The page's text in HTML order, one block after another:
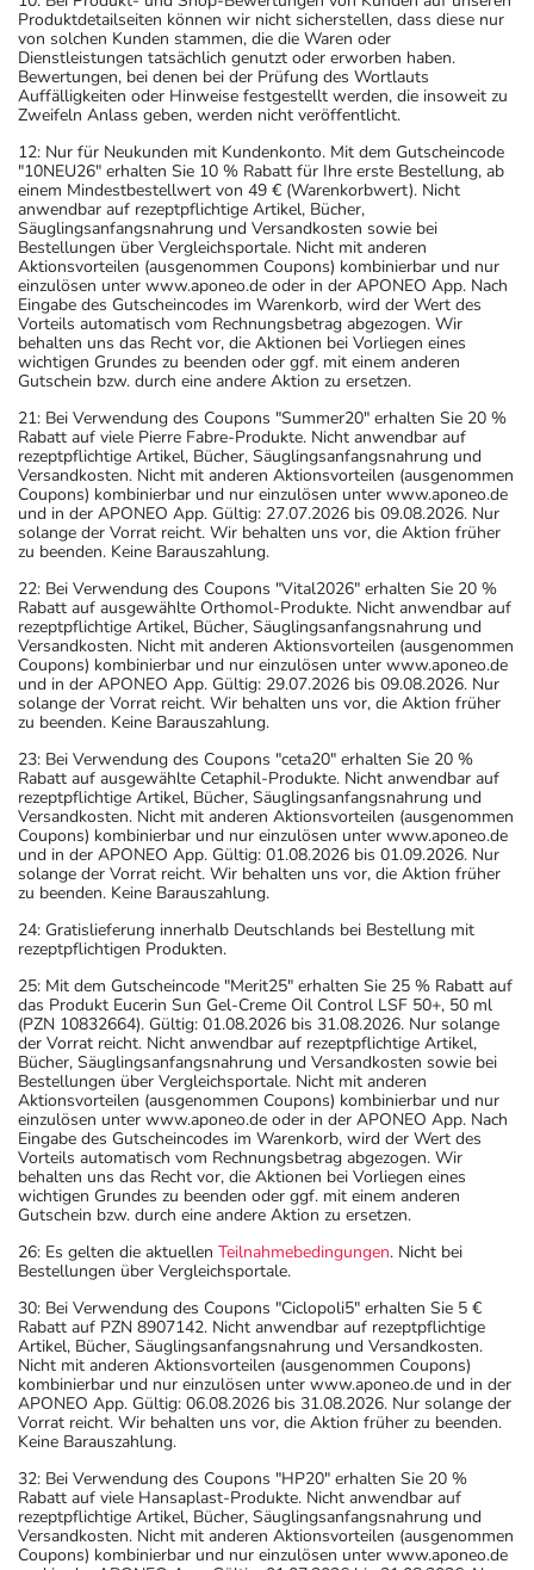
Produktdetailseiten können wir nicht sicherstellen, dass diese nur
von solchen Kunden stammen, die die Waren oder
Dienstleistungen tatsächlich genutzt oder erworben haben.
Bewertungen, bei denen bei der Prüfung des Wortlauts
Auffälligkeiten oder Hinweise festgestellt werden, die insoweit zu
Zweifeln Anlass geben, werden nicht veröffentlicht.
12: Nur für Neukunden mit Kundenkonto. Mit dem Gutscheincode
"10NEU26" erhalten Sie 10 % Rabatt für Ihre erste Bestellung, ab
einem Mindestbestellwert von 49 € (Warenkorbwert). Nicht
anwendbar auf rezeptpflichtige Artikel, Bücher,
Säuglingsanfangsnahrung und Versandkosten sowie bei
Bestellungen über Vergleichsportale. Nicht mit anderen
Aktionsvorteilen (ausgenommen Coupons) kombinierbar und nur
einzulösen unter www.aponeo.de oder in der APONEO App. Nach
Eingabe des Gutscheincodes im Warenkorb, wird der Wert des
Vorteils automatisch vom Rechnungsbetrag abgezogen. Wir
behalten uns das Recht vor, die Aktionen bei Vorliegen eines
wichtigen Grundes zu beenden oder ggf. mit einem anderen
Gutschein bzw. durch eine andere Aktion zu ersetzen.
21: Bei Verwendung des Coupons "Summer20" erhalten Sie 20 %
Rabatt auf viele Pierre Fabre-Produkte. Nicht anwendbar auf
rezeptpflichtige Artikel, Bücher, Säuglingsanfangsnahrung und
Versandkosten. Nicht mit anderen Aktionsvorteilen (ausgenommen
Coupons) kombinierbar und nur einzulösen unter www.aponeo.de
und in der APONEO App. Gültig: 27.07.2026 bis 09.08.2026. Nur
solange der Vorrat reicht. Wir behalten uns vor, die Aktion früher
zu beenden. Keine Barauszahlung.
22: Bei Verwendung des Coupons "Vital2026" erhalten Sie 20 %
Rabatt auf ausgewählte Orthomol-Produkte. Nicht anwendbar auf
rezeptpflichtige Artikel, Bücher, Säuglingsanfangsnahrung und
Versandkosten. Nicht mit anderen Aktionsvorteilen (ausgenommen
Coupons) kombinierbar und nur einzulösen unter www.aponeo.de
und in der APONEO App. Gültig: 29.07.2026 bis 09.08.2026. Nur
solange der Vorrat reicht. Wir behalten uns vor, die Aktion früher
zu beenden. Keine Barauszahlung.
23: Bei Verwendung des Coupons "ceta20" erhalten Sie 20 %
Rabatt auf ausgewählte Cetaphil-Produkte. Nicht anwendbar auf
rezeptpflichtige Artikel, Bücher, Säuglingsanfangsnahrung und
Versandkosten. Nicht mit anderen Aktionsvorteilen (ausgenommen
Coupons) kombinierbar und nur einzulösen unter www.aponeo.de
und in der APONEO App. Gültig: 01.08.2026 bis 01.09.2026. Nur
solange der Vorrat reicht. Wir behalten uns vor, die Aktion früher
zu beenden. Keine Barauszahlung.
24: Gratislieferung innerhalb Deutschlands bei Bestellung mit
rezeptpflichtigen Produkten.
25: Mit dem Gutscheincode "Merit25" erhalten Sie 25 % Rabatt auf
das Produkt Eucerin Sun Gel-Creme Oil Control LSF 50+, 50 ml
(PZN 10832664). Gültig: 01.08.2026 bis 31.08.2026. Nur solange
der Vorrat reicht. Nicht anwendbar auf rezeptpflichtige Artikel,
Bücher, Säuglingsanfangsnahrung und Versandkosten sowie bei
Bestellungen über Vergleichsportale. Nicht mit anderen
Aktionsvorteilen (ausgenommen Coupons) kombinierbar und nur
einzulösen unter www.aponeo.de oder in der APONEO App. Nach
Eingabe des Gutscheincodes im Warenkorb, wird der Wert des
Vorteils automatisch vom Rechnungsbetrag abgezogen. Wir
behalten uns das Recht vor, die Aktionen bei Vorliegen eines
wichtigen Grundes zu beenden oder ggf. mit einem anderen
Gutschein bzw. durch eine andere Aktion zu ersetzen.
26: Es gelten die aktuellen Teilnahmebedingungen. Nicht bei
Bestellungen über Vergleichsportale.
30: Bei Verwendung des Coupons "Ciclopoli5" erhalten Sie 5 €
Rabatt auf PZN 8907142. Nicht anwendbar auf rezeptpflichtige
Artikel, Bücher, Säuglingsanfangsnahrung und Versandkosten.
Nicht mit anderen Aktionsvorteilen (ausgenommen Coupons)
kombinierbar und nur einzulösen unter www.aponeo.de und in der
APONEO App. Gültig: 06.08.2026 bis 31.08.2026. Nur solange der
Vorrat reicht. Wir behalten uns vor, die Aktion früher zu beenden.
Keine Barauszahlung.
32: Bei Verwendung des Coupons "HP20" erhalten Sie 20 %
Rabatt auf viele Hansaplast-Produkte. Nicht anwendbar auf
rezeptpflichtige Artikel, Bücher, Säuglingsanfangsnahrung und
Versandkosten. Nicht mit anderen Aktionsvorteilen (ausgenommen
Coupons) kombinierbar und nur einzulösen unter www.aponeo.de